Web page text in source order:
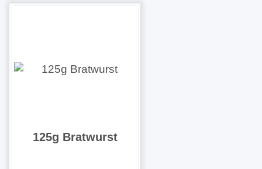
125g Bratwurst